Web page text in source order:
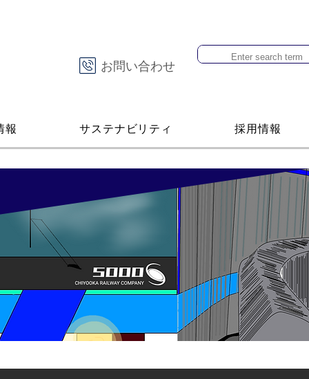
お問い合わせ
報 サステナビリティ 採用情報